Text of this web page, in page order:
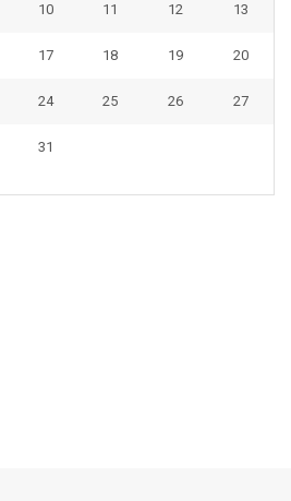
10 11 12 13
17 18 19 20
24 25 26 27
31